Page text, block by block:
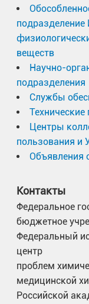
подразделение
веществ
Научно-
подразделения
Службы
Центры
пользования и
Объявления
Контакты
Федеральное
бюджетное
Федеральный
центр
проблем
медицинской
Российской